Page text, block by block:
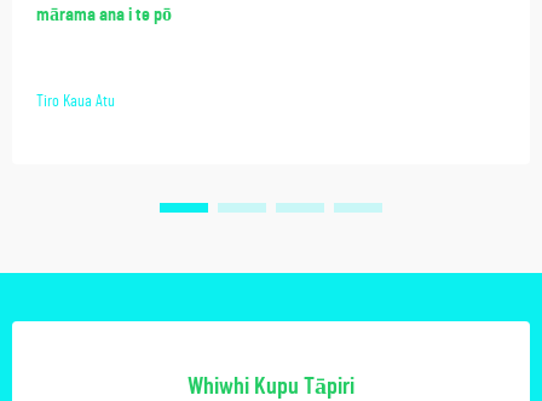
mārama ana i te pō
Tiro Kaua Atu
Whiwhi Kupu Tāpiri